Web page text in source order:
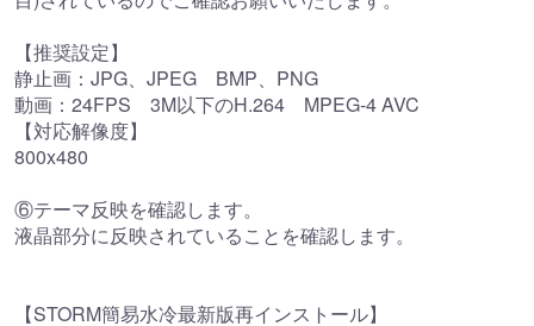
【推奨設定】
静止画：JPG、JPEG BMP、PNG
動画：24FPS 3M以下のH.264 MPEG-4 AVC
【対応解像度】
800x480
⑥テーマ反映を確認します。
液晶部分に反映されていることを確認します。
【STORM簡易水冷最新版再インストール】